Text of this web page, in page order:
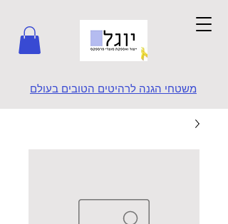
משטחי הגנה לרהיטים הטובים בעולם